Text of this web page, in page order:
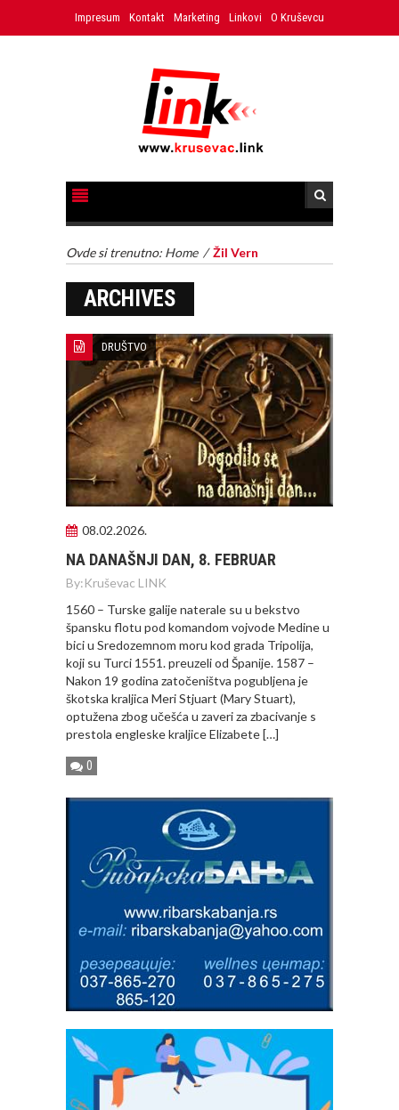
Impresum Kontakt Marketing Linkovi O Kruševcu
Ovde si trenutno: Home /Žil Vern
ARCHIVES
DRUŠTVO
08.02.2026.
NA DANAŠNJI DAN, 8. FEBRUAR
By:Kruševac LINK
1560 – Turske galije naterale su u bekstvo
špansku flotu pod komandom vojvode Medine u
bici u Sredozemnom moru kod grada Tripolija,
koji su Turci 1551. preuzeli od Španije. 1587 –
Nakon 19 godina zatočeništva pogubljena je
škotska kraljica Meri Stjuart (Mary Stuart),
optužena zbog učešća u zaveri za zbacivanje s
prestola engleske kraljice Elizabete […]
0